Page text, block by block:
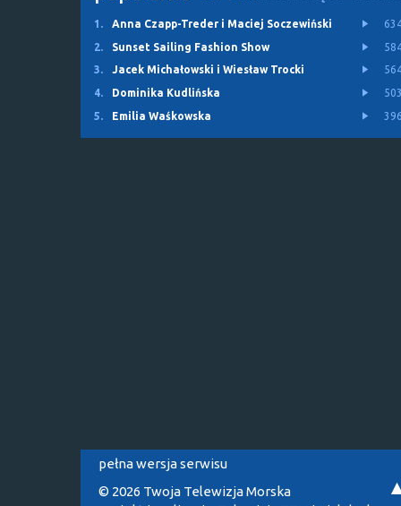
1. Anna Czapp-Treder i Maciej Soczewiński
2.
Sunset Sailing Fashion Show
3.
Jacek Michałowski i Wiesław Trocki
4.
Dominika Kudlińska
5.
Emilia Waśkowska
pełna wersja serwisu
© 2026 Twoja Telewizja Morska